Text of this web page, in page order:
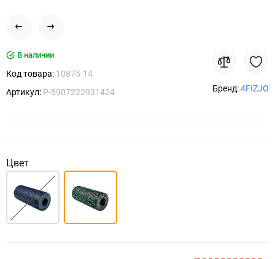
В наличии
Код товара: 10875-14
Артикул: P-5907222931424 Бренд:4FIZJO
Цвет